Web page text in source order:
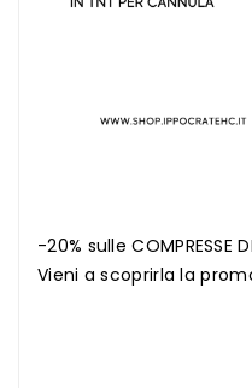
-20% sulle COMPRESSE
Vieni a scoprirla la